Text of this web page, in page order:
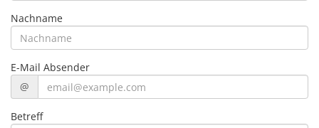
Nachname
E-Mail Absender
@
Betreff